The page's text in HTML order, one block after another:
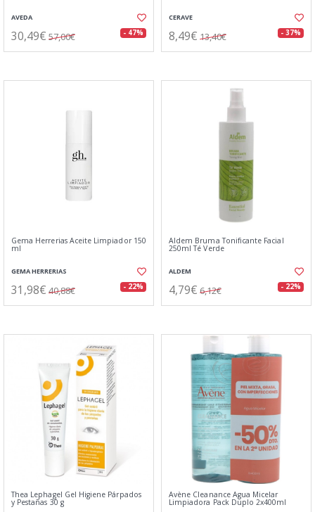
AVEDA
30,49€ 57,00€ - 47%
CERAVE
8,49€ 13,40€ - 37%
Gema Herrerias Aceite Limpiador 150
ml
GEMA HERRERIAS
31,98€ 40,88€ - 22%
Aldem Bruma Tonificante Facial
250ml Té Verde
ALDEM
4,79€ 6,12€ - 22%
Thea Lephagel Gel Higiene Párpados
y Pestañas 30 g
Avène Cleanance Agua Micelar
Limpiadora Pack Duplo 2x400ml